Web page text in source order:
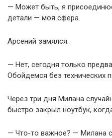
— Может быть, я
детали — моя сфера.
Арсений замялся.
— Нет, сегодня только
Обойдемся без технических
Через три дня Милана
быстро закрыл ноутбук,
— Что-то важное? — Милана